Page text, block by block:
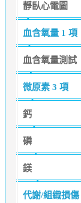
靜臥心電圖
血含氧量 1 項
血含氧量測試
微原素 3 項
鈣
磷
鎂
代謝/組織損傷